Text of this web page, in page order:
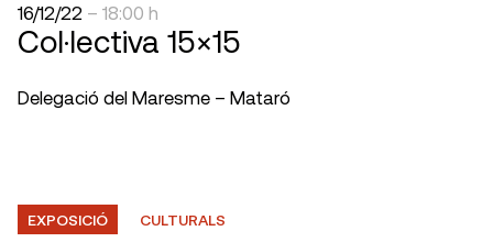
16/12/22 – 18:00 h
Col·lectiva 15×15
Delegació del Maresme – Mataró
EXPOSICIÓ CULTURALS